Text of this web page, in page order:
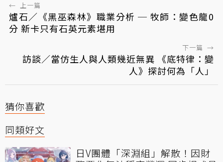
← 上一篇
爐石／《黑巫森林》職業分析 ─ 牧師：變色龍0
分 新卡只有石英元素堪用
下一篇 →
訪談／當仿生人與人類幾近無異 《底特律：變
人》探討何為「人」
猜你喜歡
同類好文
日V團體「深淵組」解散！因財